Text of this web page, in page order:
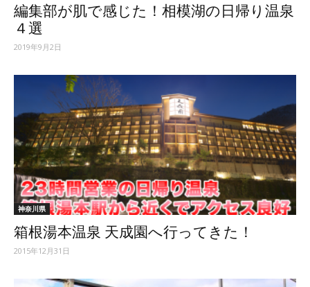
編集部が肌で感じた！相模湖の日帰り温泉
４選
2019年9月2日
神奈川県
箱根湯本温泉 天成園へ行ってきた！
2015年12月31日